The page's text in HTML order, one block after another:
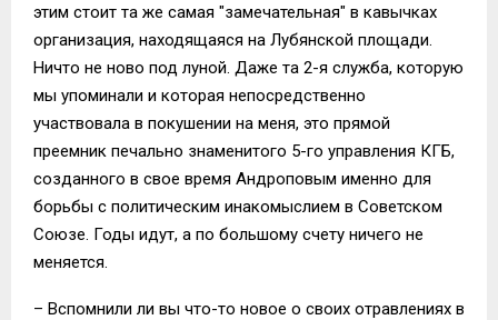
этим стоит та же самая "замечательная" в кавычках
организация, находящаяся на Лубянской площади.
Ничто не ново под луной. Даже та 2-я служба, которую
мы упоминали и которая непосредственно
участвовала в покушении на меня, это прямой
преемник печально знаменитого 5-го управления КГБ,
созданного в свое время Андроповым именно для
борьбы с политическим инакомыслием в Советском
Союзе. Годы идут, а по большому счету ничего не
меняется.
– Вспомнили ли вы что-то новое о своих отравлениях в